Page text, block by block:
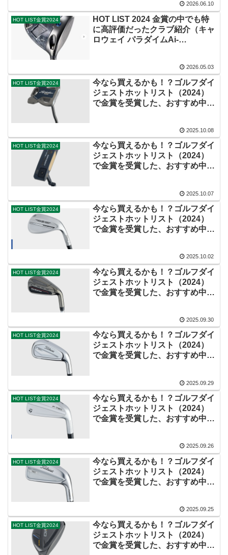
2026.06.10
HOT LIST金賞2024
HOT LIST 2024 金賞の中でも特
に高評価だったクラブ紹介（キャ
ロウェイ パラダイムAi-
2026.05.03
HOT LIST金賞2024
今なら買えるかも！？ゴルフダイ
ジェストホットリスト（2024）
で金賞を受賞した、おすすめ中古
2025.10.08
HOT LIST金賞2024
今なら買えるかも！？ゴルフダイ
ジェストホットリスト（2024）
で金賞を受賞した、おすすめ中古
2025.10.07
HOT LIST金賞2024
今なら買えるかも！？ゴルフダイ
ジェストホットリスト（2024）
で金賞を受賞した、おすすめ中古
2025.10.02
HOT LIST金賞2024
今なら買えるかも！？ゴルフダイ
ジェストホットリスト（2024）
で金賞を受賞した、おすすめ中古
2025.09.30
HOT LIST金賞2024
今なら買えるかも！？ゴルフダイ
ジェストホットリスト（2024）
で金賞を受賞した、おすすめ中古
2025.09.29
HOT LIST金賞2024
今なら買えるかも！？ゴルフダイ
ジェストホットリスト（2024）
で金賞を受賞した、おすすめ中古
2025.09.26
HOT LIST金賞2024
今なら買えるかも！？ゴルフダイ
ジェストホットリスト（2024）
で金賞を受賞した、おすすめ中古
2025.09.25
HOT LIST金賞2024
今なら買えるかも！？ゴルフダイ
ジェストホットリスト（2024）
で金賞を受賞した、おすすめ中古